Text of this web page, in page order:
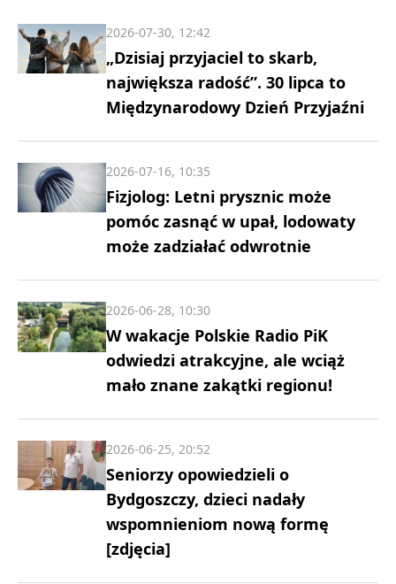
„Dzisiaj przyjaciel to skarb,
największa radość”. 30 lipca to
Międzynarodowy Dzień Przyjaźni
2026-07-30, 12:42
Fizjolog: Letni prysznic może
pomóc zasnąć w upał, lodowaty
może zadziałać odwrotnie
2026-07-16, 10:35
W wakacje Polskie Radio PiK
odwiedzi atrakcyjne, ale wciąż
mało znane zakątki regionu!
2026-06-28, 10:30
Seniorzy opowiedzieli o
Bydgoszczy, dzieci nadały
wspomnieniom nową formę
[zdjęcia]
2026-06-25, 20:52